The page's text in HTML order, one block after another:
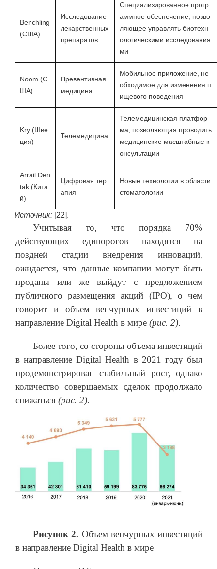
Benchling
(США)
Исследование
лекарственных
препаратов
Специализированное прогр
аммное обеспечение, позво
ляющее управлять биотехн
ологическими исследования
ми
Noom (С
ША)
Превентивная
медицина
Мобильное приложение, не
обходимое для изменения п
ищевого поведения
Kry (Шве
ция)
Телемедицина
Телемедицинская платфор
ма, позволяющая проводить
медицинские масштабные к
онсультации
Arrail Den
tak (Кита
й)
Цифровая тер
апия
Новые технологии в области
стоматологии
Источник: [22].
Учитывая то, что порядка 70%
действующих единорогов находятся на
поздней стадии внедрения инноваций,
ожидается, что данные компании могут быть
проданы или же выйдут c предложением
публичного размещения акций (IPO), о чем
говорит и объем венчурных инвестиций в
направление Digital Health в мире (рис. 2).
Более того, со стороны объема инвестиций
в направление Digital Health в 2021 году был
продемонстрирован стабильный рост, однако
количество совершаемых сделок продолжало
снижаться (рис. 2).
Рисунок 2. Объем венчурных инвестиций
в направление Digital Health в мире